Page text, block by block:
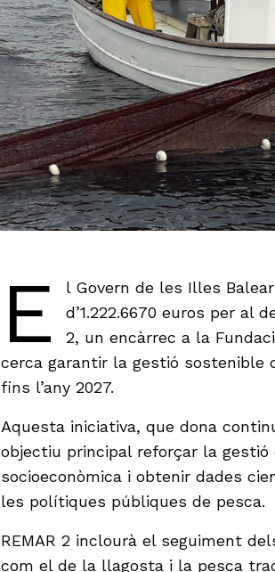
E
l Govern de les Illes
d’1.222.6670 euros per al
2, un encàrrec a la
cerca garantir la gestió sostenible
fins l’any 2027.
Aquesta iniciativa, que dona
objectiu principal reforçar la
socioeconòmica i obtenir dades
les polítiques públiques de pesca.
REMAR 2 inclourà el seguiment
com el de la llagosta i la pesca